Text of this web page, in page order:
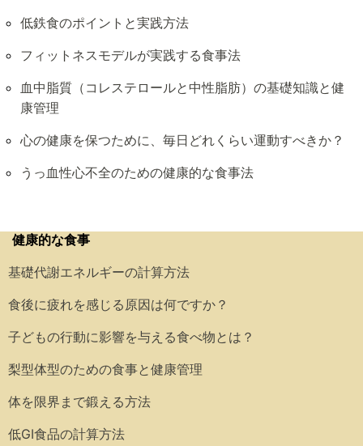
低鉄食のポイントと実践方法
フィットネスモデルが実践する食事法
血中脂質（コレステロールと中性脂肪）の基礎知識と健
康管理
心の健康を保つために、毎日どれくらい運動すべきか？
うっ血性心不全のための健康的な食事法
健康的な食事
基礎代謝エネルギーの計算方法
食後に疲れを感じる原因は何ですか？
子どもの行動に影響を与える食べ物とは？
梨型体型のための食事と健康管理
体を限界まで鍛える方法
低GI食品の計算方法